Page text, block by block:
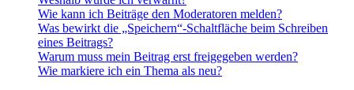
Wie kann ich Beiträge den Moderatoren melden?
Was bewirkt die „Speichern“-Schaltfläche beim Schreiben
eines Beitrags?
Warum muss mein Beitrag erst freigegeben werden?
Wie markiere ich ein Thema als neu?